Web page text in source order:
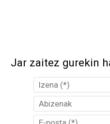
Jar zaitez gurekin